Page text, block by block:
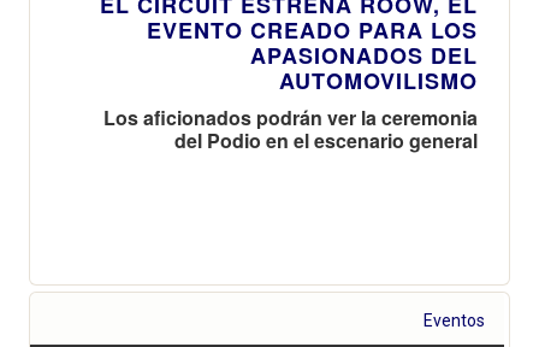
EVENTO CREADO PARA LOS
APASIONADOS DEL
AUTOMOVILISMO
Los aficionados podrán ver la ceremonia
del Podio en el escenario general
Eventos